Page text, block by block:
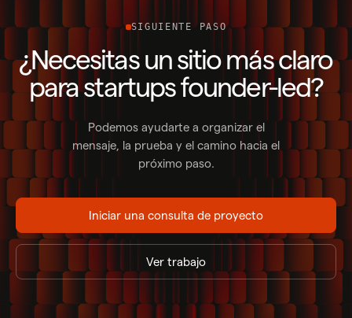
SIGUIENTE PASO
¿Necesitas un sitio más claro
para startups founder-led?
Podemos ayudarte a organizar el
mensaje, la prueba y el camino hacia el
próximo paso.
Iniciar una consulta de proyecto
Ver trabajo